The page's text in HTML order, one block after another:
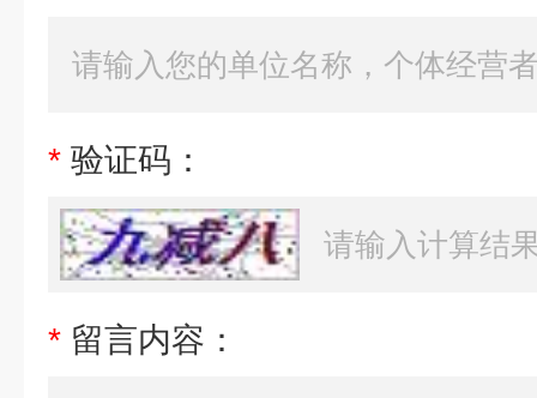
* 验证码：
* 留言内容：